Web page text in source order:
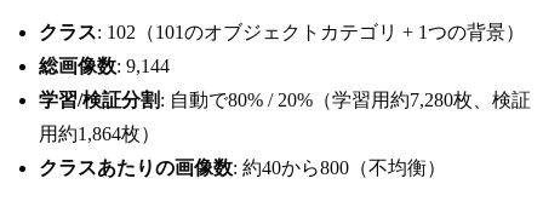
クラス: 102（101のオブジェクトカテゴリ + 1つの背景）
総画像数: 9,144
学習/検証分割: 自動で80% / 20%（学習用約7,280枚、検証
用約1,864枚）
クラスあたりの画像数: 約40から800（不均衡）